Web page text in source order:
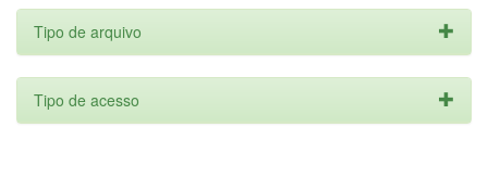
Tipo de arquivo
Tipo de acesso